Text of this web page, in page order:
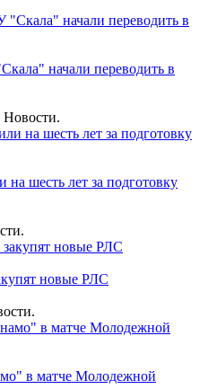
начали переводить в
шесть лет за подготовку
новые РЛС
в матче Молодежной